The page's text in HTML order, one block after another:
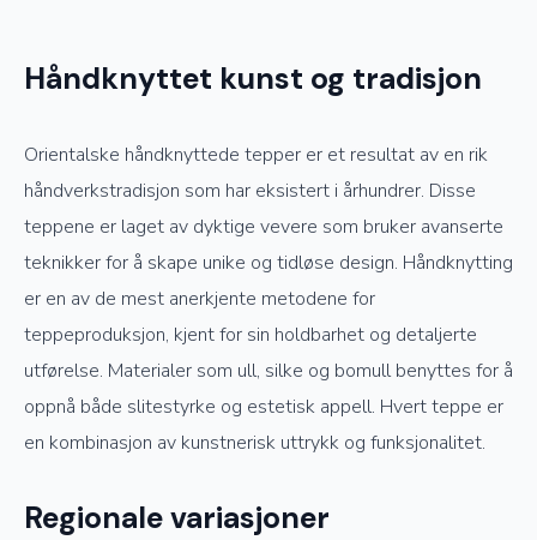
Håndknyttet kunst og tradisjon
Orientalske håndknyttede tepper er et resultat av en rik
håndverkstradisjon som har eksistert i århundrer. Disse
teppene er laget av dyktige vevere som bruker avanserte
teknikker for å skape unike og tidløse design. Håndknytting
er en av de mest anerkjente metodene for
teppeproduksjon, kjent for sin holdbarhet og detaljerte
utførelse. Materialer som ull, silke og bomull benyttes for å
oppnå både slitestyrke og estetisk appell. Hvert teppe er
en kombinasjon av kunstnerisk uttrykk og funksjonalitet.
Regionale variasjoner